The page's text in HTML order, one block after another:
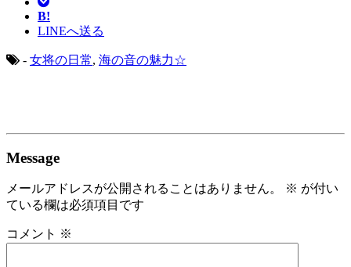
B!
LINEへ送る
- 女将の日常, 海の音の魅力☆
Message
メールアドレスが公開されることはありません。 ※ が付い
ている欄は必須項目です
コメント ※